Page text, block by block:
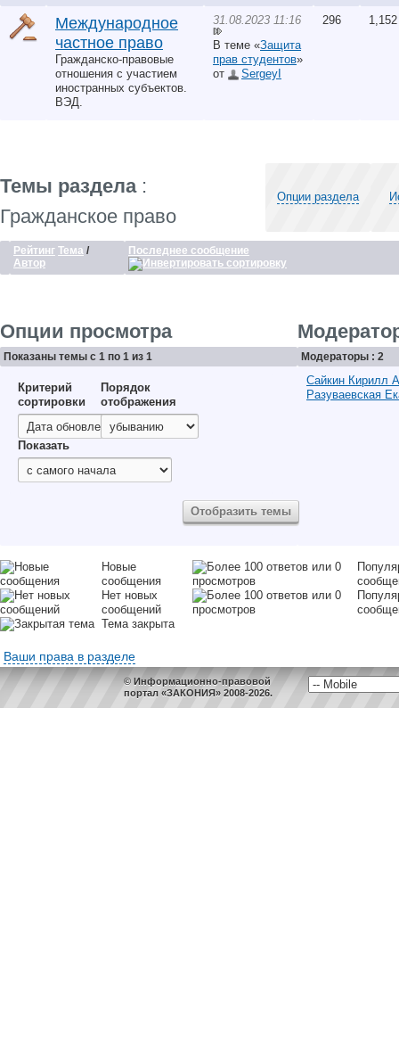
Международное
частное право
Гражданско-правовые
отношения с участием
иностранных субъектов.
ВЭД.
31.08.2023 11:16
В теме «Защита
прав студентов»
от
SergeyI
296 1,152
Темы раздела:
Гражданское право
Опции раздела
Рейтинг Тема /
Автор
Последнее сообщение
Опции просмотра
Показаны темы с 1 по 1 из 1 Модераторы : 2
Критерий
сортировки
Порядок
отображения
Показать
Сайкин Кирилл
Разуваевская
Новые
сообщения
Нет новых
сообщений
Тема закрыта
Ваши права в разделе
© Информационно-правовой
портал «ЗАКОНИЯ» 2008-2026.